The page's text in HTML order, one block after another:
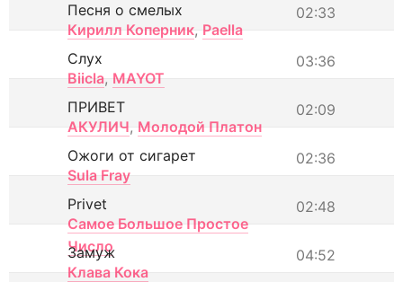
02:33
Песня о смелых
Кирилл Коперник, Paella
03:36
Слух
Biicla, MAYOT
02:09
ПРИВЕТ
АКУЛИЧ, Молодой Платон
02:36
Ожоги от сигарет
Sula Fray
02:48
Privet
Самое Большое Простое
Число
04:52
Замуж
Клава Кока